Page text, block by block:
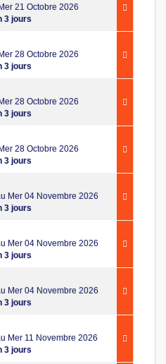
21 Octobre 2026
3 jours
28 Octobre 2026
3 jours
28 Octobre 2026
3 jours
28 Octobre 2026
3 jours
Mer 04 Novembre 2026
3 jours
Mer 04 Novembre 2026
3 jours
Mer 04 Novembre 2026
3 jours
Mer 11 Novembre 2026
3 jours